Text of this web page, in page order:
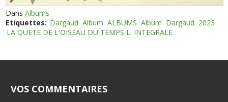
DansAlbums
Etiquettes: Dargaud Album ALBUMS Album Dargaud 2023
LA QUETE DE L'OISEAU DU TEMPS L' INTEGRALE
VOS COMMENTAIRES